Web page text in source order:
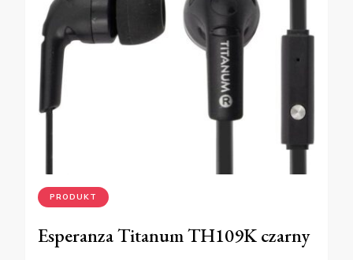
PRODUKT
Esperanza Titanum TH109K czarny